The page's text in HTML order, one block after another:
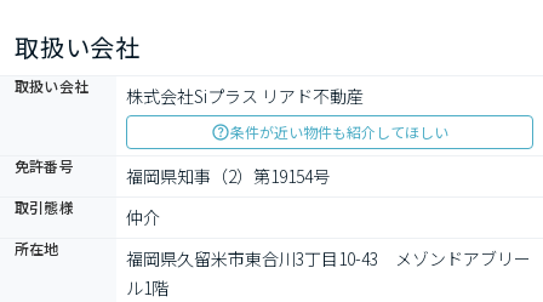
取扱い会社
取扱い会社 株式会社Siプラス リアド不動産
条件が近い物件も紹介してほしい
免許番号
福岡県知事（2）第19154号
取引態様 仲介
所在地
福岡県久留米市東合川3丁目10-43　メゾンドアブリー
ル1階